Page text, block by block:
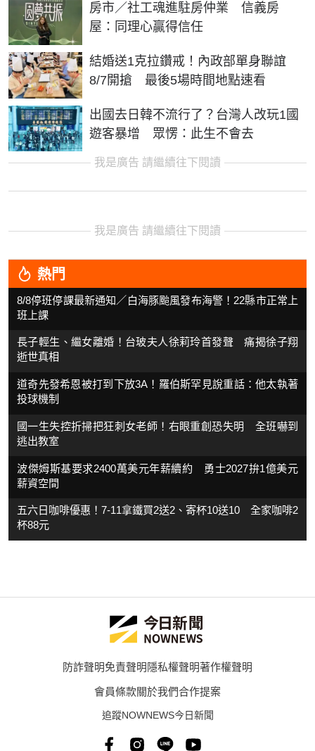
房市／社工魂進駐房仲業 信義房
屋：同理心贏得信任
結婚送1克拉鑽戒！內政部單身聯誼
8/7開搶 最後5場時間地點速看
出國去日韓不流行了？台灣人改玩1國
遊客暴增 眾愣：此生不會去
我是廣告 請繼續往下閱讀
我是廣告 請繼續往下閱讀
熱門
8/8停班停課最新通知／白海豚颱風發布海警！22縣市正常上
班上課
長子輕生、繼女離婚！台玻夫人徐莉玲首發聲 痛揭徐子翔
逝世真相
道奇先發希恩被打到下放3A！羅伯斯罕見說重話：他太執著
投球機制
國一生失控折掃把狂刺女老師！右眼重創恐失明 全班嚇到
逃出教室
波傑姆斯基要求2400萬美元年薪續約 勇士2027拚1億美元
薪資空間
五六日咖啡優惠！7-11拿鐵買2送2、寄杯10送10 全家咖啡2
杯88元
防詐聲明免責聲明隱私權聲明著作權聲明
會員條款關於我們合作提案
追蹤NOWNEWS今日新聞